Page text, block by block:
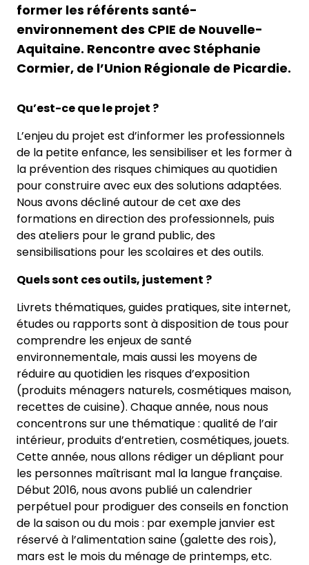
former les référents santé-
environnement des CPIE de Nouvelle-
Aquitaine. Rencontre avec Stéphanie
Cormier, de l’Union Régionale de Picardie.
Qu’est-ce que le projet ?
L’enjeu du projet est d’informer les professionnels
de la petite enfance, les sensibiliser et les former à
la prévention des risques chimiques au quotidien
pour construire avec eux des solutions adaptées.
Nous avons décliné autour de cet axe des
formations en direction des professionnels, puis
des ateliers pour le grand public, des
sensibilisations pour les scolaires et des outils.
Quels sont ces outils, justement ?
Livrets thématiques, guides pratiques, site internet,
études ou rapports sont à disposition de tous pour
comprendre les enjeux de santé
environnementale, mais aussi les moyens de
réduire au quotidien les risques d’exposition
(produits ménagers naturels, cosmétiques maison,
recettes de cuisine). Chaque année, nous nous
concentrons sur une thématique : qualité de l’air
intérieur, produits d’entretien, cosmétiques, jouets.
Cette année, nous allons rédiger un dépliant pour
les personnes maîtrisant mal la langue française.
Début 2016, nous avons publié un calendrier
perpétuel pour prodiguer des conseils en fonction
de la saison ou du mois : par exemple janvier est
réservé à l’alimentation saine (galette des rois),
mars est le mois du ménage de printemps, etc.